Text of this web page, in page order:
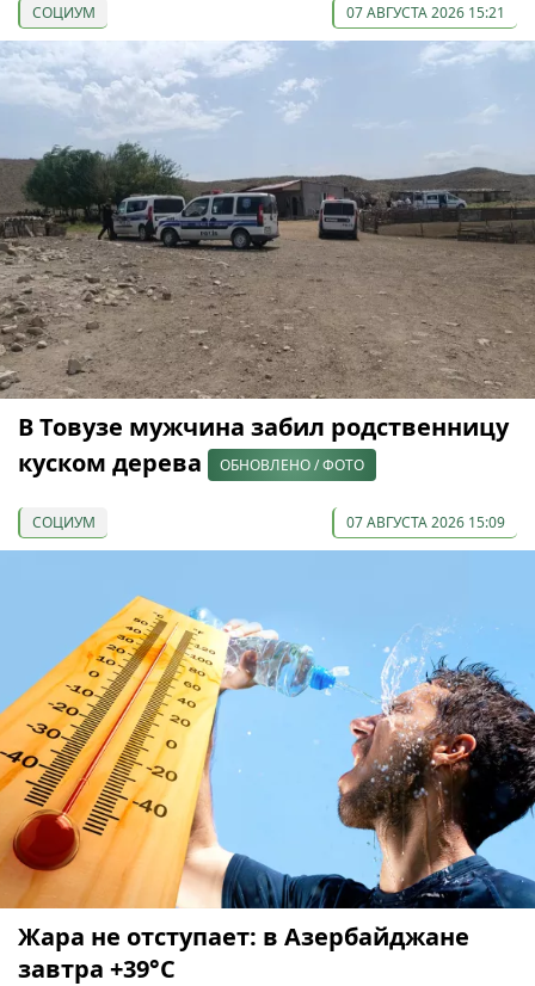
СОЦИУМ 07 АВГУСТА 2026 15:21
В Товузе мужчина забил родственницу
куском дерева
ОБНОВЛЕНО / ФОТО
СОЦИУМ 07 АВГУСТА 2026 15:09
Жара не отступает: в Азербайджане
завтра +39°С